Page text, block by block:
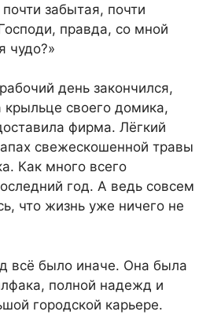
забытая, почти
правда, со мной
чудо?»
день закончился,
своего домика,
фирма. Лёгкий
свежескошенной травы
Как много всего
год. А ведь совсем
что жизнь уже ничего не
всё было иначе. Она была
полной надежд и
городской карьере.